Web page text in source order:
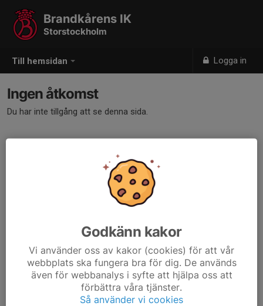
Till hemsidan Logga in
Brandkårens IK
Storstockholm
Ingen åtkomst
Du har inte tillgång att se denna sida.
Godkänn kakor
Vi använder oss av kakor (cookies) för att vår
webbplats ska fungera bra för dig. De används
även för webbanalys i syfte att hjälpa oss att
förbättra våra tjänster.
Så använder vi cookies